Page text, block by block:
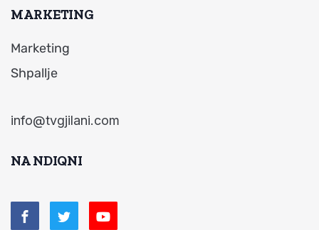
MARKETING
Marketing
Shpallje
info@tvgjilani.com
NA NDIQNI